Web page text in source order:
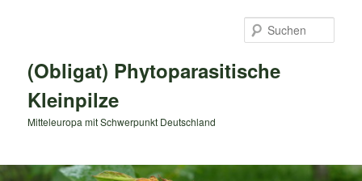
(Obligat) Phytoparasitische
Kleinpilze
Mitteleuropa mit Schwerpunkt Deutschland